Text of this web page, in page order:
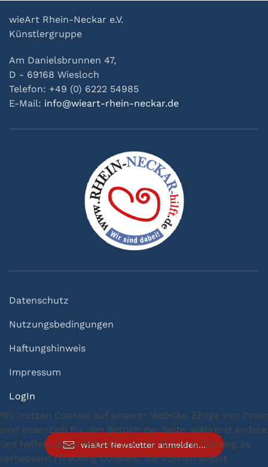
wieArt Rhein-Neckar e.V.
Künstlergruppe
Am Danielsbrunnen 47,
D - 69168 Wiesloch
Telefon: +49 (0) 6222 54985
E-Mail: info@wieart-rhein-neckar.de
Datenschutz
Nutzungsbedingungen
Haftungshinweis
Impressum
LogIn
wieArt Newsletter anmelden...
Wir nutzen Cookies auf unserer Website. Einige von ihnen
sind essenziell für den Betrieb der Seite, während andere
uns helfen, diese Website und die Nutzererfahrung zu
verbessern (Tracking Cookies). Sie können selbst